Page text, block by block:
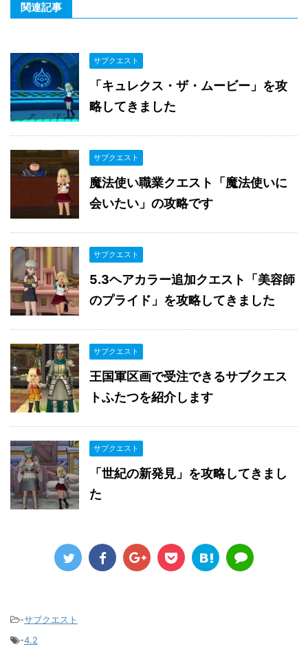
関連記事
サブクエスト
「キュレクス・ザ・ムービー」を攻
略してきました
サブクエスト
魔法使い職業クエスト「魔法使いに
会いたい」の攻略です
サブクエスト
5.3ヘアカラー追加クエスト「美容師
のプライド」を攻略してきました
サブクエスト
王国軍区画で受注できるサブクエス
トふたつを紹介します
サブクエスト
「世紀の新発見」を攻略してきまし
た
-サブクエスト
-4.2